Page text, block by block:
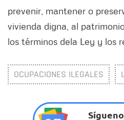
prevenir, mantener o
vivienda digna, al
los términos dela Ley y los
OCUPACIONES ILEGALES